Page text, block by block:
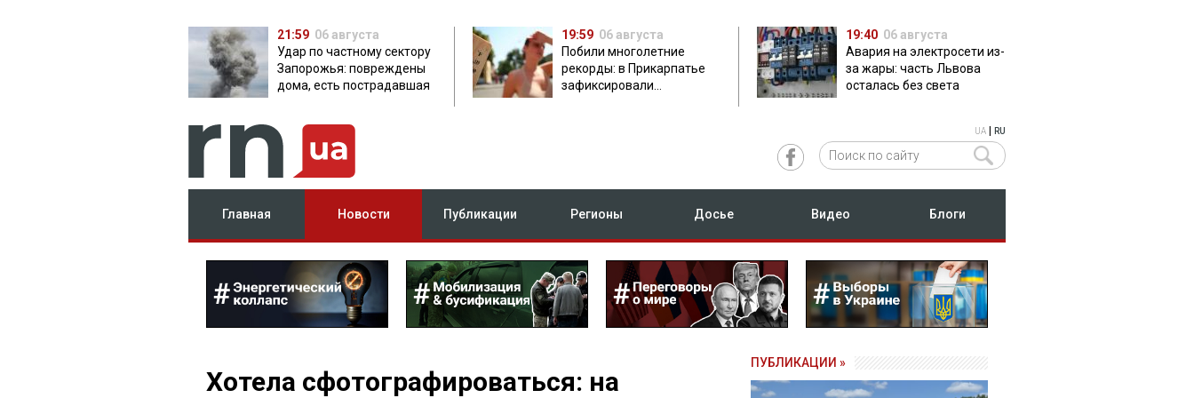
21:59 06 августа
Удар по частному сектору
Запорожья: повреждены
дома, есть пострадавшая
19:59 06 августа
Побили многолетние
рекорды: в Прикарпатье
зафиксировали
19:40 06 августа
Авария на электросети из-
за жары: часть Львова
осталась без света
UA RU
Главная Новости Публикации Регионы Досье Видео Блоги
Хотела сфотографироваться: на
ПУБЛИКАЦИИ »